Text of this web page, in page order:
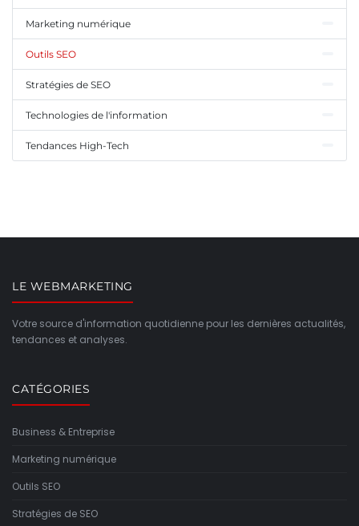
Marketing numérique
Outils SEO
Stratégies de SEO
Technologies de l'information
Tendances High-Tech
LE WEBMARKETING
Votre source d'information quotidienne pour les dernières actualités,
tendances et analyses.
CATÉGORIES
Business & Entreprise
Marketing numérique
Outils SEO
Stratégies de SEO